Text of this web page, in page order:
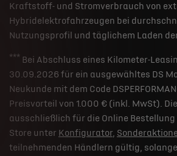
Kraftstoff- und Stromverbrauch von
Hybridelektrofahrzeugen bei
Nutzungsprofil und täglichem Laden
*** Bei Abschluss eines Kilometer-
30.09.2026 für ein ausgewähltes DS
Neukunde mit dem Code
Preisvorteil von 1.000 € (inkl. MwSt).
ausschließlich für die Online Bestellung
Store unter Konfigurator,
teilnehmenden Händlern gültig,